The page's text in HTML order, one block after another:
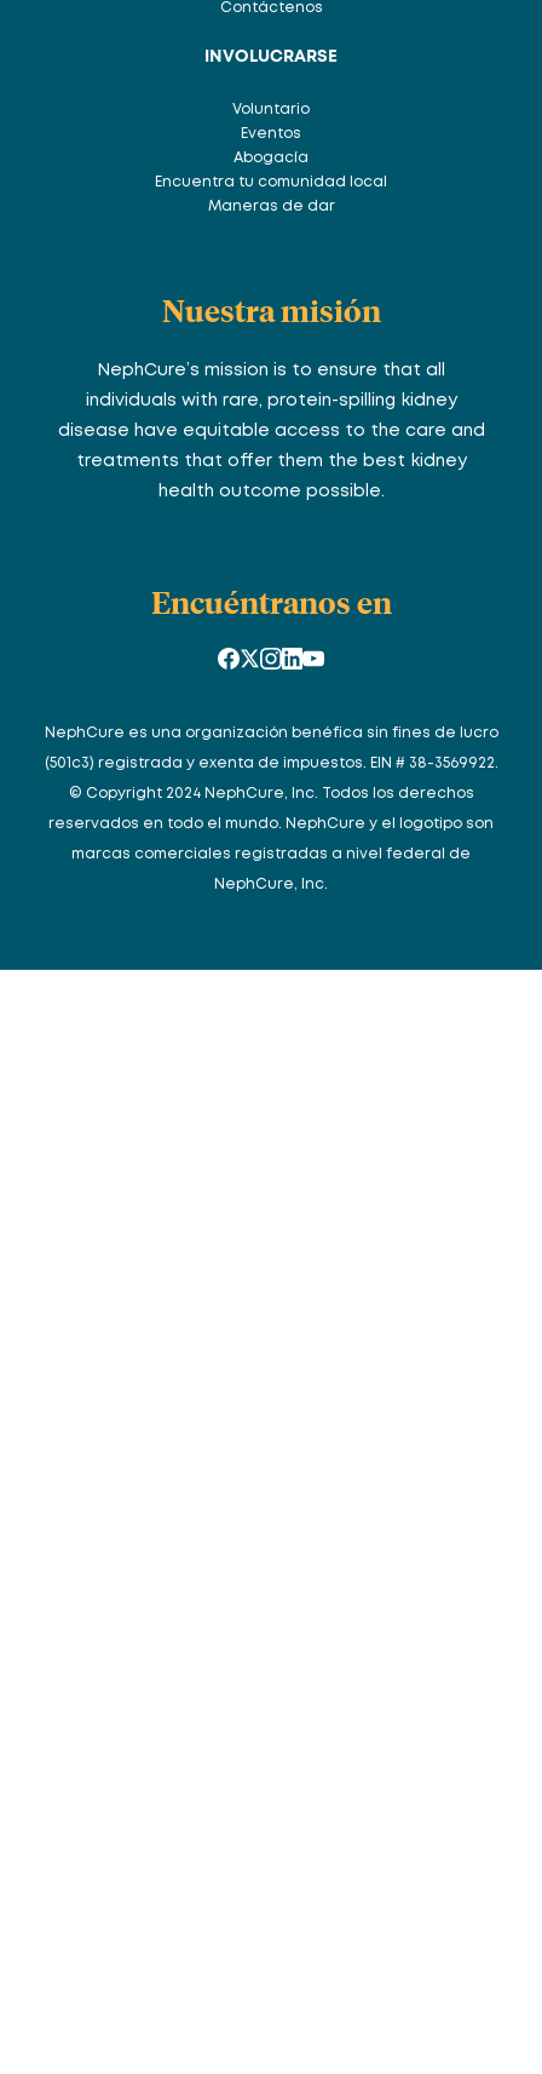
Contáctenos
INVOLUCRARSE
Voluntario
Eventos
Abogacía
Encuentra tu comunidad local
Maneras de dar
Nuestra misión
NephCure’s mission is to ensure that all
individuals with rare, protein-spilling kidney
disease have equitable access to the care and
treatments that offer them the best kidney
health outcome possible.
Encuéntranos en
NephCure es una organización benéfica sin fines de lucro
(501c3) registrada y exenta de impuestos. EIN # 38-3569922.
© Copyright 2024 NephCure, Inc. Todos los derechos
reservados en todo el mundo. NephCure y el logotipo son
marcas comerciales registradas a nivel federal de
NephCure, Inc.